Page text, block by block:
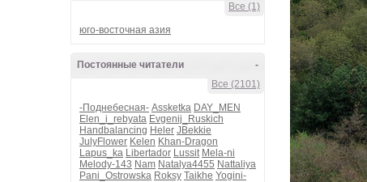
Все (1)
юго-восточная азия
-
Постоянные читатели
Все (2101)
-Поднебесная- Assketka DAY_MEN
Elen_i_rebyata Evgenij_Ruskich
Handbalancing Heler JBekkie
JulyFlower Kelen Khan-Dragon
Lapus_ka Libertador Lussit Mela-ni
Melody-143 Nam Natalya4455 Nattaliya
Pani_Ostrowska Roksy Taikhe Yogini-